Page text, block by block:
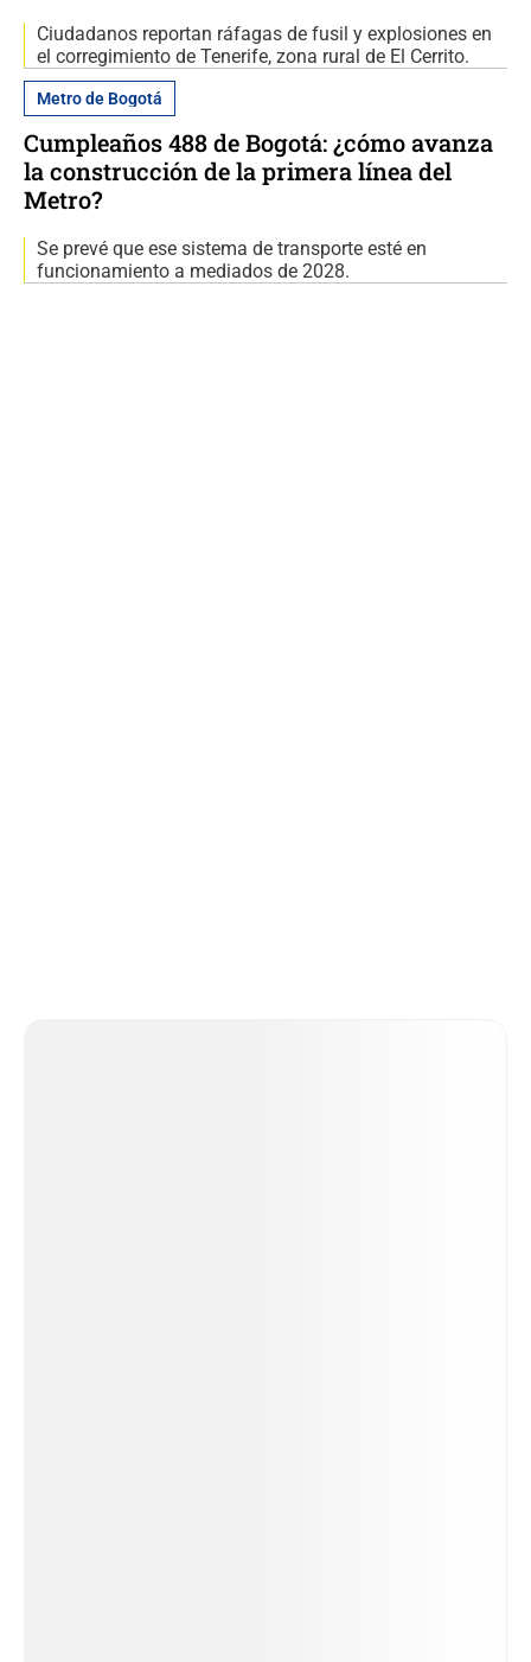
Ciudadanos reportan ráfagas de fusil y explosiones en
el corregimiento de Tenerife, zona rural de El Cerrito.
Metro de Bogotá
Cumpleaños 488 de Bogotá: ¿cómo avanza
la construcción de la primera línea del
Metro?
Se prevé que ese sistema de transporte esté en
funcionamiento a mediados de 2028.